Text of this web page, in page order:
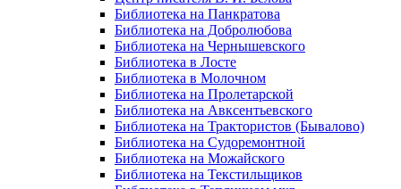
Библиотека на Панкратова
Библиотека на Добролюбова
Библиотека на Чернышевского
Библиотека в Лосте
Библиотека в Молочном
Библиотека на Пролетарской
Библиотека на Авксентьевского
Библиотека на Трактористов (Бывалово)
Библиотека на Судоремонтной
Библиотека на Можайского
Библиотека на Текстильщиков